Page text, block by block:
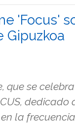
'Focus'
Gipuzkoa
se
dedicado
la